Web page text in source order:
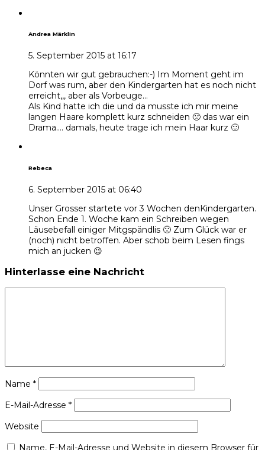
Andrea Märklin
5. September 2015 at 16:17
Könnten wir gut gebrauchen:-) Im Moment geht im
Dorf was rum, aber den Kindergarten hat es noch nicht
erreicht,,, aber als Vorbeuge…
Als Kind hatte ich die und da musste ich mir meine
langen Haare komplett kurz schneiden 🙁 das war ein
Drama…. damals, heute trage ich mein Haar kurz 🙂
Rebeca
6. September 2015 at 06:40
Unser Grosser startete vor 3 Wochen denKindergarten.
Schon Ende 1. Woche kam ein Schreiben wegen
Läusebefall einiger Mitgspändlis 🙁 Zum Glück war er
(noch) nicht betroffen. Aber schob beim Lesen fings
mich an jucken 😉
Hinterlasse eine Nachricht
Name *
E-Mail-Adresse *
Website
Name, E-Mail-Adresse und Website in diesem Browser für